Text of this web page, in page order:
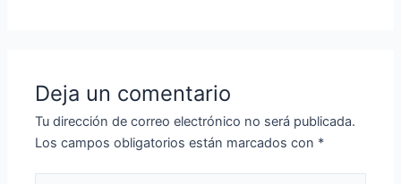
Deja un comentario
Tu dirección de correo electrónico no será publicada.
Los campos obligatorios están marcados con *